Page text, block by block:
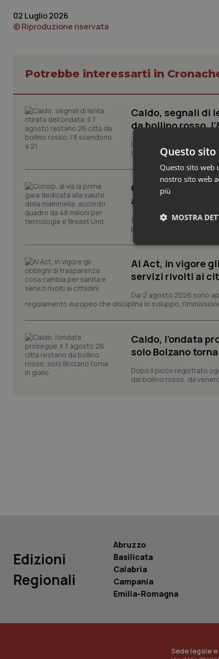
02 Luglio 2026
© Riproduzione riservata
Potrebbe interessarti in
Caldo, segnali di
da bollino rosso,
Dopo la giornata di oggi,
contrassegnate dal livello
Consip, al via la
accordo quadro
Consip ha pubblicato la
prevenzione, la diagnosi
AI Act, in vigore
servizi rivolti ai
Dal 2 agosto 2026 sono
regolamento europeo che disciplina lo sviluppo,
Caldo, l’ondata
solo Bolzano
Dopo il picco registrato
dal bollino rosso, da
Edizioni
Regionali
Abruzzo
Basilicata
Calabria
Campania
Emilia-Romagna
Sede legale
Questo
Questo sito web
nostro sito web
più
MOSTRA
I cookie necessari
e l'accesso alle aree
Nome
_ga_KM60CM4NPH